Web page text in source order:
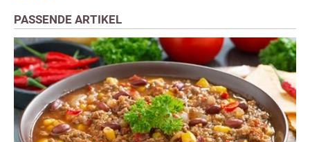
PASSENDE ARTIKEL